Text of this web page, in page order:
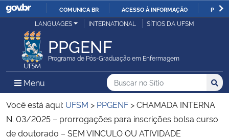
IR
COMUNICA BR ACESSO À INFORMAÇÃO
Ministério da Justiça e Segurança Pública
Ministério da Defesa
Ministério das Relações Exteriores
Ministério da Economia
LANGUAGES INTERNATIONAL SÍTIOS DA UFSM
PPGENF
Programa de Pós-Graduação em Enfermagem
Menu Menu Principal do Sítio
Busca
Buscar no no Sítio
Busca:
Você está aqui: UFSM > PPGENF >CHAMADA INTERNA
N. 03/2025 – prorrogações para inscrições bolsa curso
de doutorado – SEM VINCULO OU ATIVIDADE